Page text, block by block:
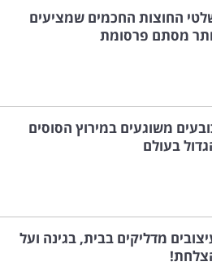
החוצות החכמים שמציעים
מסתם פרסומת
משוגעים במירוץ הסוסים
בעולם
מדליקים בבית, בגינה ועל